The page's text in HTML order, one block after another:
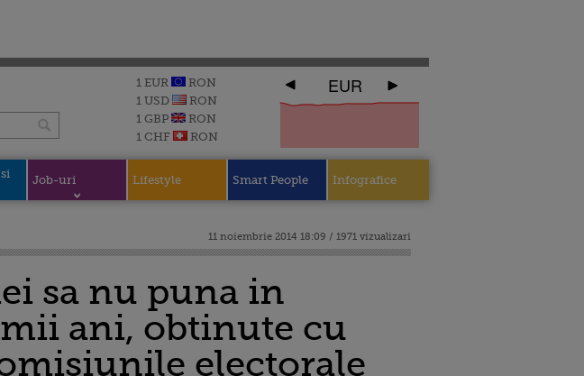
1 EUR
RON
1 USD
RON
1 GBP
RON
1 CHF
RON
EUR
Job-uri Lifestyle Smart People Infografice
11 noiembrie 2014 18:09 / 1971 vizualizari
sa nu puna in
ani, obtinute cu
electorale